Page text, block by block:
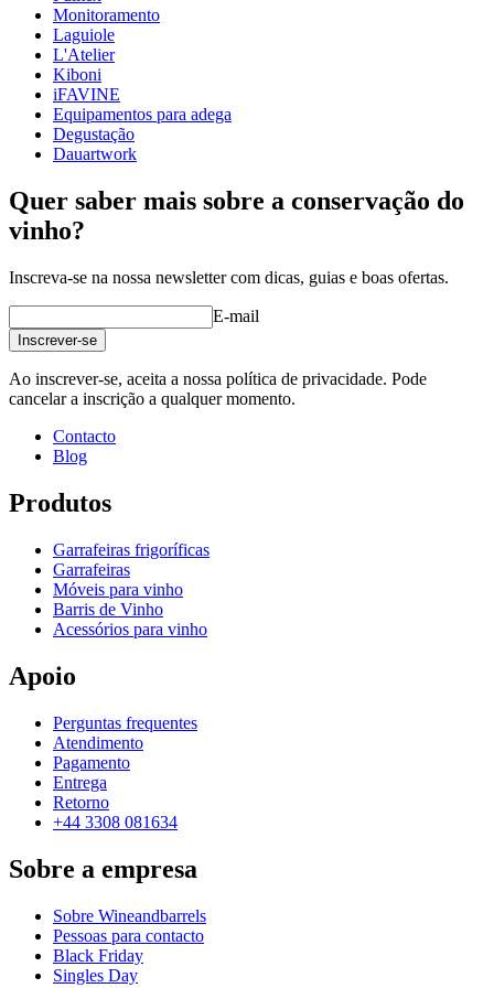
gravação
Monitoramento
Laguiole
L'Atelier
Kiboni
iFAVINE
Equipamentos para adega
Degustação
Dauartwork
Quer saber mais sobre a conservação do
vinho?
Inscreva-se na nossa newsletter com dicas, guias e boas ofertas.
E-mail
Inscrever-se
Ao inscrever-se, aceita a nossa política de privacidade. Pode
cancelar a inscrição a qualquer momento.
Contacto
Blog
Produtos
Garrafeiras frigoríficas
Garrafeiras
Móveis para vinho
Barris de Vinho
Acessórios para vinho
Apoio
Perguntas frequentes
Atendimento
Pagamento
Entrega
Retorno
+44 3308 081634
Sobre a empresa
Sobre Wineandbarrels
Pessoas para contacto
Black Friday
Singles Day